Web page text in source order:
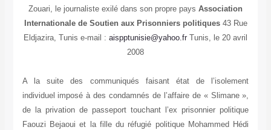
Zouari, le journaliste exilé dans son propre pays Association
Internationale de Soutien aux Prisonniers politiques43 Rue
Eldjazira, Tunis e-mail : aispptunisie@yahoo.fr Tunis, le 20 avril
2008
A la suite des communiqués faisant état de l’isolement
individuel imposé à des condamnés de l’affaire de « Slimane »,
de la privation de passeport touchant l’ex prisonnier politique
Faouzi Bejaoui et la fille du réfugié politique Mohammed Hédi